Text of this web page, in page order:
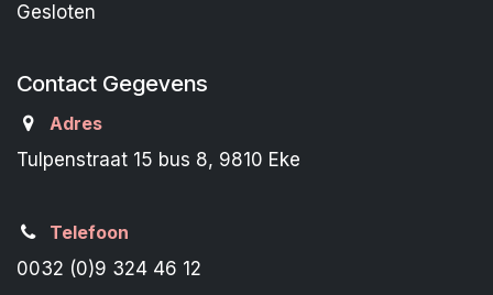
Gesloten
Contact Gegevens
Adres
Tulpenstraat 15 bus 8, 9810 Eke
Telefoon
0032 (0)9 324 46 12